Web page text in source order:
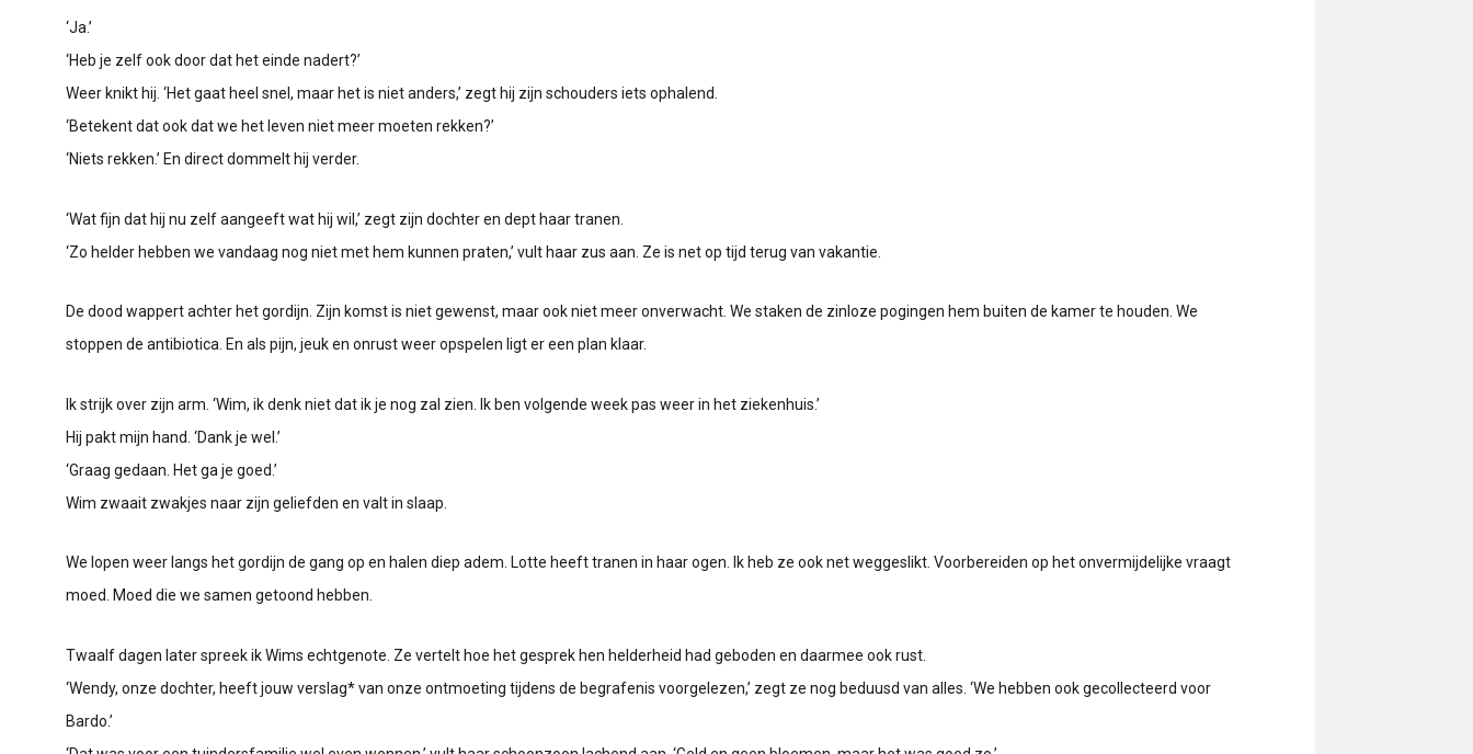
‘Ja.’
‘Heb je zelf ook door dat het einde nadert?’
Weer knikt hij. ‘Het gaat heel snel, maar het is niet anders,’ zegt hij zijn schouders iets ophalend.
‘Betekent dat ook dat we het leven niet meer moeten rekken?’
‘Niets rekken.’ En direct dommelt hij verder.
‘Wat fijn dat hij nu zelf aangeeft wat hij wil,’ zegt zijn dochter en dept haar tranen.
‘Zo helder hebben we vandaag nog niet met hem kunnen praten,’ vult haar zus aan. Ze is net op tijd terug van vakantie.
De dood wappert achter het gordijn. Zijn komst is niet gewenst, maar ook niet meer onverwacht. We staken de zinloze pogingen hem buiten de kamer te houden. We
stoppen de antibiotica. En als pijn, jeuk en onrust weer opspelen ligt er een plan klaar.
Ik strijk over zijn arm. ‘Wim, ik denk niet dat ik je nog zal zien. Ik ben volgende week pas weer in het ziekenhuis.’
Hij pakt mijn hand. ‘Dank je wel.’
‘Graag gedaan. Het ga je goed.’
Wim zwaait zwakjes naar zijn geliefden en valt in slaap.
We lopen weer langs het gordijn de gang op en halen diep adem. Lotte heeft tranen in haar ogen. Ik heb ze ook net weggeslikt. Voorbereiden op het onvermijdelijke vraagt
moed. Moed die we samen getoond hebben.
Twaalf dagen later spreek ik Wims echtgenote. Ze vertelt hoe het gesprek hen helderheid had geboden en daarmee ook rust.
‘Wendy, onze dochter, heeft jouw verslag* van onze ontmoeting tijdens de begrafenis voorgelezen,’ zegt ze nog beduusd van alles. ‘We hebben ook gecollecteerd voor
Bardo.’